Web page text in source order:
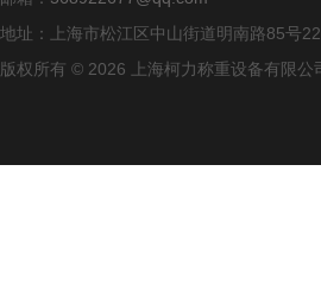
地址：上海市松江区中山街道明南路85号
版权所有 © 2026 上海柯力称重设备有限